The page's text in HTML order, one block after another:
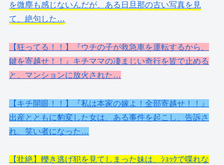
を微塵も感じないんだが、ある日旦那の古い写真を見
て、絶句した…
【狂ってる！！】『ウチの子が救急車を運転するから、
鍵を寄越せ！！』キチママの凄まじい奇行を皆で止める
と、マンションに放火された…
【キチ開眼！！】『私は本家の嫁よ！全部寄越せ！！』
出産とともに豹変した女は、ある事件を起こし、告訴さ
れ、笑い者になった…
【壮絶】轢き逃げ犯を見てしまった妹は、ｼｮｯｸで喋れな